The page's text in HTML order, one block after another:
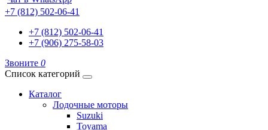
+7 (812) 502-06-41
+7 (812) 502-06-41
+7 (906) 275-58-03
Звоните 0
Список категорий
Каталог
Лодочные моторы
Suzuki
Toyama